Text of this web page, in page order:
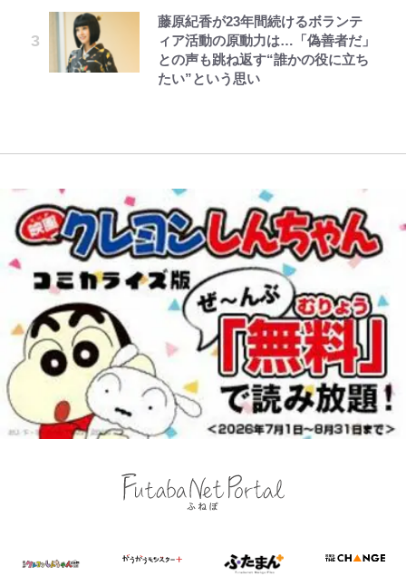
藤原紀香が23年間続けるボランテ
ィア活動の原動力は…「偽善者だ」
との声も跳ね返す“誰かの役に立ち
たい”という思い
の再会にデレデレ…顔出し公開
「愛が足りない」不満を漏らしてい
た過去も
『ちいかわ』ダークすぎる「長編シ
リーズ」の恐怖 映画化の「セイレ
ーン編」だけじゃない…ライト層な
ら驚嘆必至
で、もふもふ従者(聖獣)とおにぎり
を握る 第53話(1)
「電気風呂の数は全国一」温泉じゃ
ないのに大満足！ 上高地帰りに寄
りたい「林檎の湯屋 おぶ～」【山
ことどんだけ好きなんよｗ｣
｢知念さんを煽ってたのと同じ
人？｣鹿島・鈴木優磨、大逆転勝利